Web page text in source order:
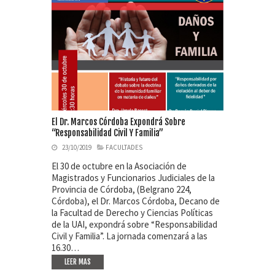
El Dr. Marcos Córdoba Expondrá Sobre
“Responsabilidad Civil Y Familia”
23/10/2019 FACULTADES
El 30 de octubre en la Asociación de
Magistrados y Funcionarios Judiciales de la
Provincia de Córdoba, (Belgrano 224,
Córdoba), el Dr. Marcos Córdoba, Decano de
la Facultad de Derecho y Ciencias Políticas
de la UAI, expondrá sobre “Responsabilidad
Civil y Familia”. La jornada comenzará a las
16.30…
LEER MAS